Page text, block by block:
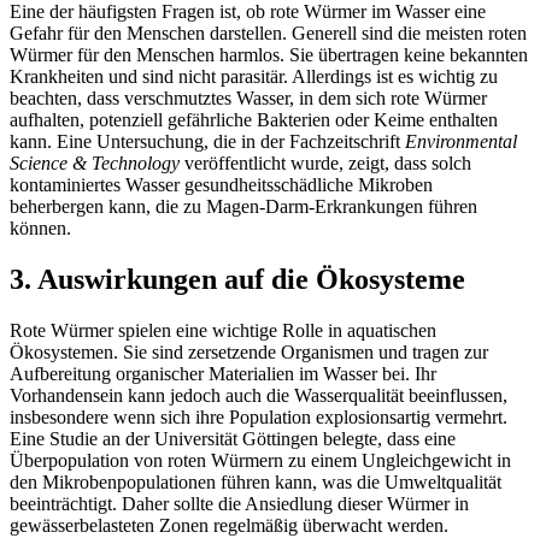
Eine der häufigsten Fragen ist, ob rote Würmer im Wasser eine
Gefahr für den Menschen darstellen. Generell sind die meisten roten
Würmer für den Menschen harmlos. Sie übertragen keine bekannten
Krankheiten und sind nicht parasitär. Allerdings ist es wichtig zu
beachten, dass verschmutztes Wasser, in dem sich rote Würmer
aufhalten, potenziell gefährliche Bakterien oder Keime enthalten
kann. Eine Untersuchung, die in der Fachzeitschrift Environmental
Science & Technology veröffentlicht wurde, zeigt, dass solch
kontaminiertes Wasser gesundheitsschädliche Mikroben
beherbergen kann, die zu Magen-Darm-Erkrankungen führen
können.
3. Auswirkungen auf die Ökosysteme
Rote Würmer spielen eine wichtige Rolle in aquatischen
Ökosystemen. Sie sind zersetzende Organismen und tragen zur
Aufbereitung organischer Materialien im Wasser bei. Ihr
Vorhandensein kann jedoch auch die Wasserqualität beeinflussen,
insbesondere wenn sich ihre Population explosionsartig vermehrt.
Eine Studie an der Universität Göttingen belegte, dass eine
Überpopulation von roten Würmern zu einem Ungleichgewicht in
den Mikrobenpopulationen führen kann, was die Umweltqualität
beeinträchtigt. Daher sollte die Ansiedlung dieser Würmer in
gewässerbelasteten Zonen regelmäßig überwacht werden.